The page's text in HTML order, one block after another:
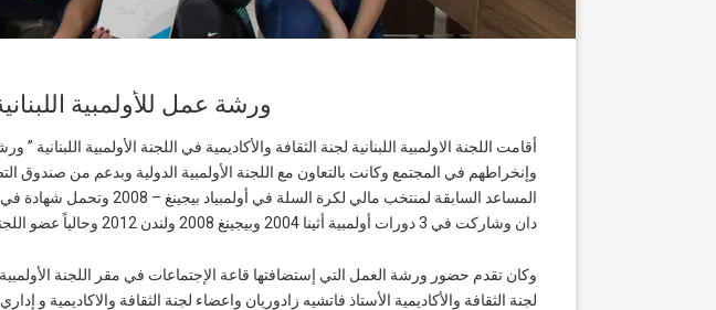
ورشة عمل للأولمبية
أقامت اللجنة الاولمبية اللبنانية لجنة الثقافة والأكاديمية في اللجنة الأولمبية
وإنخراطهم في المجتمع وكانت بالتعاون مع اللجنة الأولمبية الدولية وبدعم من صندوق
دان وشاركت في 3 دورات أولمبية أثينا 2004 وبيجينغ 2008 ولندن 2012 وحالياً عضو اللجنة الأولمبية الأردنية، وعضو في لجنة اللاعبين في اللجنة الاولمبية الدولية) .
وكان تقدم حضور ورشة العمل التي إستضافتها قاعة الإجتماعات في مقر اللجنة
لجنة الثقافة والأكاديمية الأستاذ فاتشيه زادوريان واعضاء لجنة الثقافة